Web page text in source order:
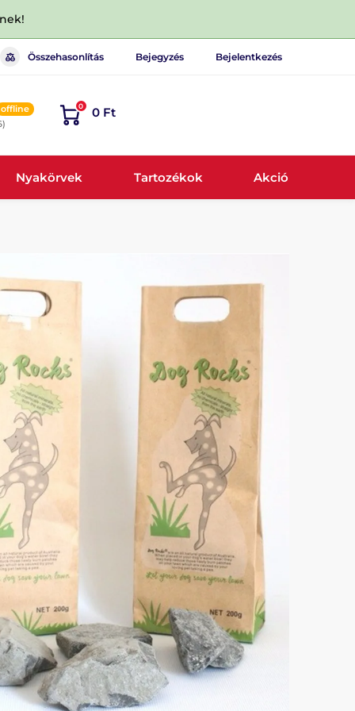
Összehasonlítás Bejegyzés Bejelentkezés
offline
0 0 Ft
Nyakörvek Tartozékok Akció